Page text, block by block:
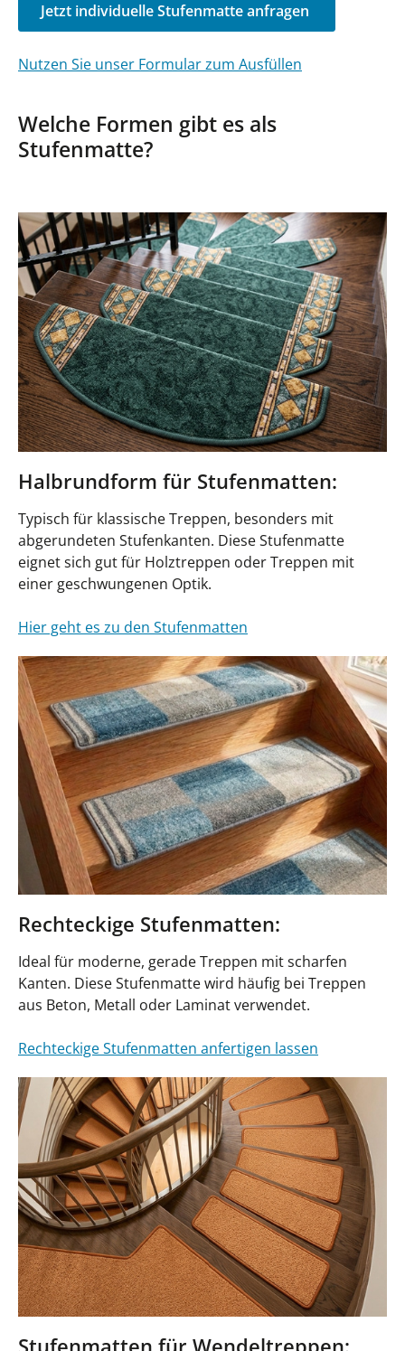
Jetzt individuelle Stufenmatte anfragen
Nutzen Sie unser Formular zum Ausfüllen
Welche Formen gibt es als
Stufenmatte?
Halbrundform für Stufenmatten:
Typisch für klassische Treppen, besonders mit
abgerundeten Stufenkanten. Diese Stufenmatte
eignet sich gut für Holztreppen oder Treppen mit
einer geschwungenen Optik.
Hier geht es zu den Stufenmatten
Rechteckige Stufenmatten:
Ideal für moderne, gerade Treppen mit scharfen
Kanten. Diese Stufenmatte wird häufig bei Treppen
aus Beton, Metall oder Laminat verwendet.
Rechteckige Stufenmatten anfertigen lassen